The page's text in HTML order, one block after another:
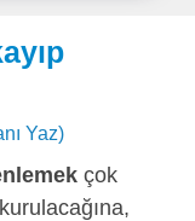
Yaz)
çok